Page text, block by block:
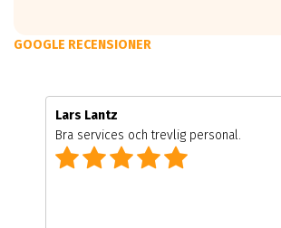
GOOGLE RECENSIONER
Lars Lantz
Bra services och trevlig personal.